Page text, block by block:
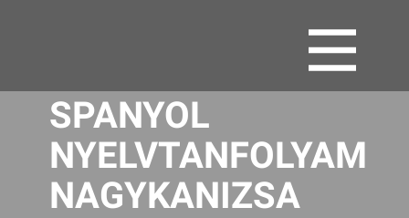
SPANYOL
NYELVTANFOLYAM
NAGYKANIZSA